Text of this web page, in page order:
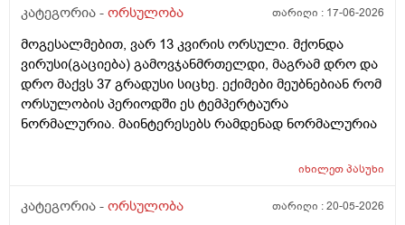
როცა ლაბორატორიაში, სინჯარაში
მის მშობლებს?
კატეგორია - ორსულობა თარიღი : 17-06-2026
მოგესალმებით, ვარ 13 კვირის ორსული. მქონდა
ვირუსი(გაციება) გამოვჯანმრთელდი, მაგრამ დრო და
დრო მაქვს 37 გრადუსი სიცხე. ექიმები მეუბნებიან რომ
ორსულობის პერიოდში ეს ტემპერტაურა
ნორმალურია. მაინტერესებს რამდენად ნორმალურია
იხილეთპასუხი
კატეგორია - ორსულობა თარიღი :20-05-2026